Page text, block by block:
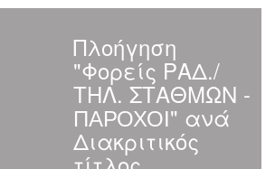
Πλοήγηση
"Φορείς ΡΑΔ./
ΤΗΛ. ΣΤΑΘΜΩΝ -
ПАРОХОІ" ανά
Διακριτικός